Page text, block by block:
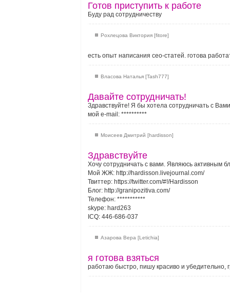
Готов приступить к работе
Буду рад сотрудничеству
Рохлецова Виктория [fitore]
есть опыт написания сео-статей. готова
Власова Наталья [Tash777]
Давайте сотрудничать!
Здравствуйте! Я бы хотела сотрудничать с
мой e-mail: **********
Моисеев Дмитрий [hardisson]
Здравствуйте
Хочу сотрудничать с вами. Являюсь активным
Мой ЖЖ: http://hardisson.livejournal.com/
Твиттер: https://twitter.com/#!/Hardisson
Блог: http://granipozitiva.com/
Телефон: ***********
skype: hard263
ICQ: 446-686-037
Азарова Вера [Letichia]
я готова взяться
работаю быстро, пишу красиво и убедительно,